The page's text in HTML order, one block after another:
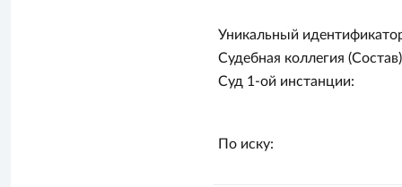
Уникальный
Судебная коллегия
Суд 1-ой инстанции:
По иску: